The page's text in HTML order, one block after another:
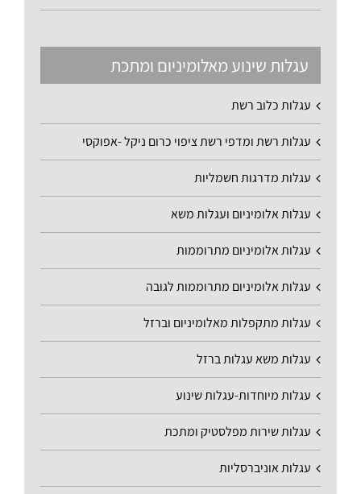
עגלות שינוע מאלומיניום ומתכת
עגלות כלוב רשת
עגלות רשת ומדפי רשת ציפוי כרום ניקל -אפוקסי
עגלות מדרגות חשמליות
עגלות אלומיניום ועגלות משא
עגלות אלומיניום מתרוממות
עגלות אלומיניום מתרוממות לגובה
עגלות מתקפלות מאלומיניום וברזל
עגלות משא עגלות ברזל
עגלות מיוחדות-עגלות שינוע
עגלות שירות מפלסטיק ומתכת
עגלות אוניברסליות